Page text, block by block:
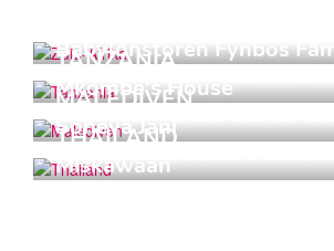
Babylonstoren Fynbos
TANZANIA
Mkombe's House
MALEDIVEN
Soneva Jani
THAILAND
Miskawaan